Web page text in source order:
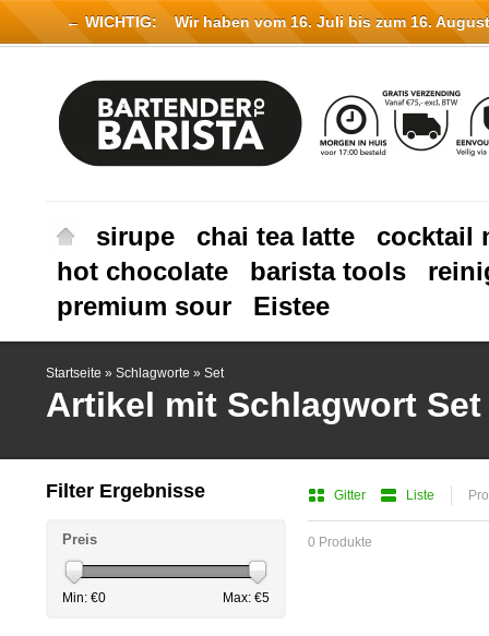
sirupe chai tea latte
cocktail
hot chocolate
barista tools
premium sour
Eistee
Startseite » Schlagworte » Set
Artikel mit Schlagwort Set
Gitter Liste
0 Produkte
Filter Ergebnisse
Preis
Min: €0 Max: €5
← WICHTIG: Wir haben vom 16. Juli bis zum 16.